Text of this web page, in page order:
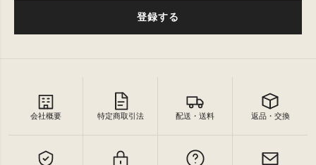
登録する
会社概要 特定商取引法 配送・送料 返品・交換